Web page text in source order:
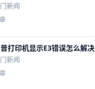
新闻
打印机显示E3错误怎么解决
新闻